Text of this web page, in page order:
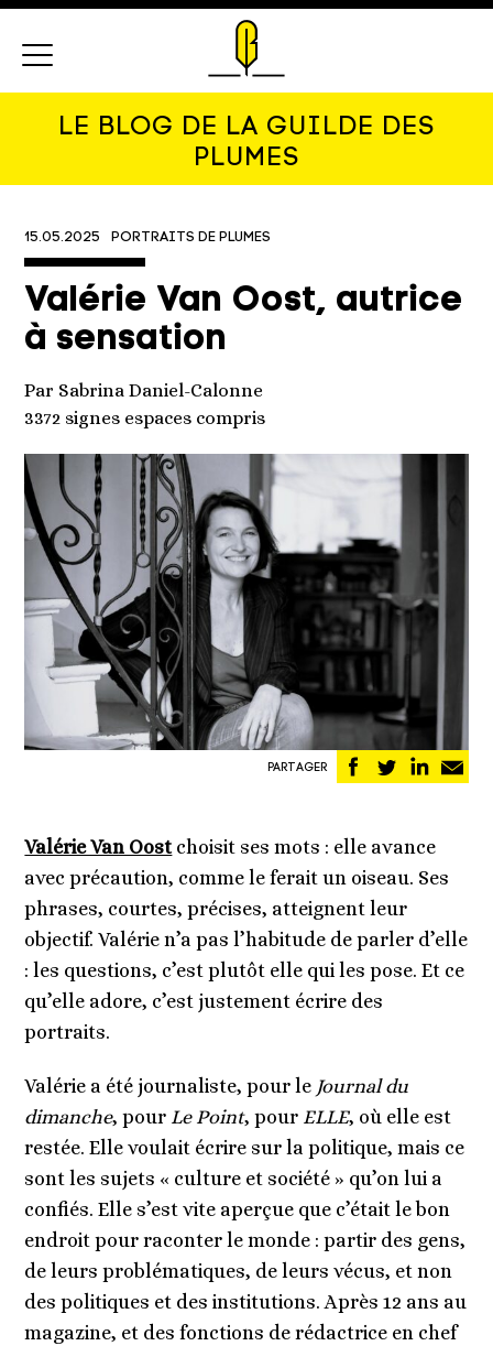
LE BLOG DE LA GUILDE DES
PLUMES
15.05.2025 PORTRAITS DE PLUMES
Valérie Van Oost, autrice
à sensation
Par Sabrina Daniel-Calonne
3372 signes espaces compris
PARTAGER
Partager
sur
Partager
sur sur
Valérie Van Oostchoisit ses mots : elle avance
avec précaution, comme le ferait un oiseau. Ses
phrases, courtes, précises, atteignent leur
objectif. Valérie n’a pas l’habitude de parler d’elle
: les questions, c’est plutôt elle qui les pose. Et ce
qu’elle adore, c’est justement écrire des
portraits.
Valérie a été journaliste, pour le Journal du
dimanche, pour Le Point, pour ELLE, où elle est
restée. Elle voulait écrire sur la politique, mais ce
sont les sujets « culture et société » qu’on lui a
confiés. Elle s’est vite aperçue que c’était le bon
endroit pour raconter le monde : partir des gens,
de leurs problématiques, de leurs vécus, et non
des politiques et des institutions. Après 12 ans au
magazine, et des fonctions de rédactrice en chef